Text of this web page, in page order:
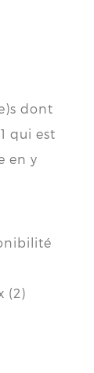
dont
qui est
en y
(2)